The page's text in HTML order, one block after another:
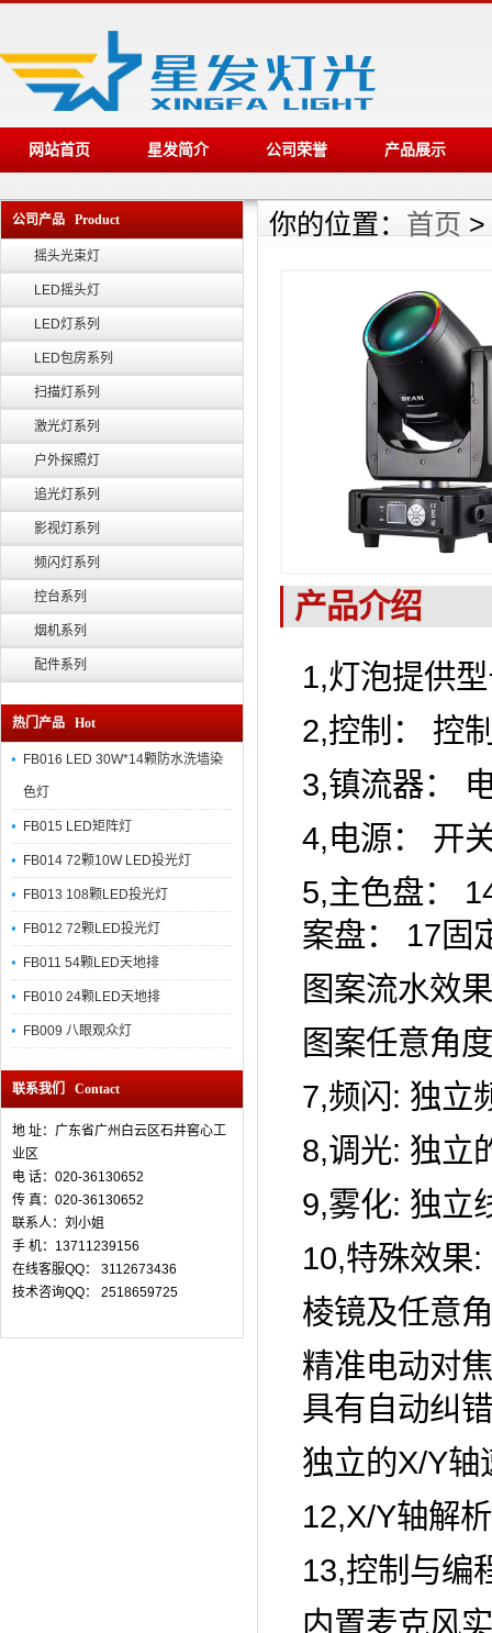
网站首页 星发简介 公司荣誉 产品展示
公司产品 Product
摇头光束灯
LED摇头灯
LED灯系列
LED包房系列
扫描灯系列
激光灯系列
户外探照灯
追光灯系列
影视灯系列
频闪灯系列
控台系列
烟机系列
配件系列
热门产品 Hot
FB016 LED 30W*14颗防水洗墙染
色灯
FB015 LED矩阵灯
FB014 72颗10W LED投光灯
FB013 108颗LED投光灯
FB012 72颗LED投光灯
FB011 54颗LED天地排
FB010 24颗LED天地排
FB009 八眼观众灯
联系我们 Contact
地 址：广东省广州白云区石井窖心工
业区
电 话：020-36130652
传 真： 020-36130652
联系人：刘小姐
手 机：13711239156
在线客服QQ： 3112673436
技术咨询QQ： 2518659725
你的位置： 首页 >
产品介绍
1,灯泡提供
2,控制： 控
3,镇流器：
4,电源： 开
5,主色盘：
案盘： 17固
图案流水效
图案任意角
7,频闪: 独立
8,调光: 独立
9,雾化: 独立
10,特殊效果
棱镜及任意
精准电动对
具有自动纠
独立的X/Y轴
12,X/Y轴解
13,控制与编
内置麦克风